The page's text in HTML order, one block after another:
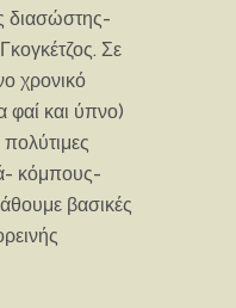
διασώστης-
Σε
χρονικό
φαί και ύπνο)
κόμπους-
βασικές